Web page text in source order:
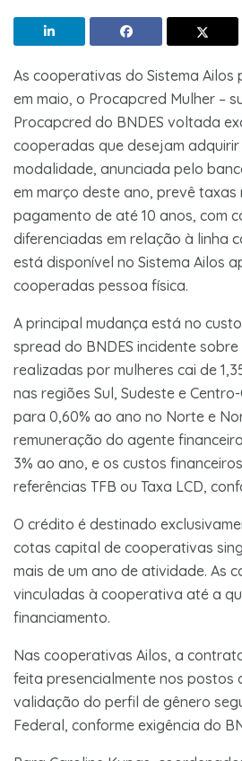
As cooperativas do Sistema Ailos
em maio, o Procapcred Mulher –
Procapcred do BNDES voltada
cooperadas que desejam
modalidade, anunciada pelo
em março deste ano, prevê taxas
pagamento de até 10 anos, com
diferenciadas em relação à linha
está disponível no Sistema Ailos
cooperadas pessoa física.
A principal mudança está no
spread do BNDES incidente
realizadas por mulheres cai de
nas regiões Sul, Sudeste e
para 0,60% ao ano no Norte e
remuneração do agente
3% ao ano, e os custos
referências TFB ou Taxa LCD,
O crédito é destinado
cotas capital de cooperativas
mais de um ano de atividade. As
vinculadas à cooperativa até a
financiamento.
Nas cooperativas Ailos, a
feita presencialmente nos postos
validação do perfil de gênero
Federal, conforme exigência do